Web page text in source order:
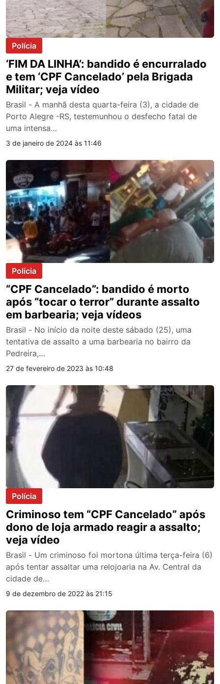
Polícia
‘FIM DA LINHA’: bandido é encurralado
e tem ‘CPF Cancelado’ pela Brigada
Militar; veja vídeo
Brasil - A manhã desta quarta-feira (3), a cidade de
Porto Alegre -RS, testemunhou o desfecho fatal de
uma intensa…
3 de janeiro de 2024 às 11:46
Polícia
“CPF Cancelado”: bandido é morto
após “tocar o terror” durante assalto
em barbearia; veja vídeos
Brasil - No início da noite deste sábado (25), uma
tentativa de assalto a uma barbearia no bairro da
Pedreira,…
27 de fevereiro de 2023 às 10:48
Polícia
Criminoso tem “CPF Cancelado” após
dono de loja armado reagir a assalto;
veja vídeo
Brasil - Um criminoso foi mortona última terça-feira (6)
após tentar assaltar uma relojoaria na Av. Central da
cidade de…
9 de dezembro de 2022 às 21:15